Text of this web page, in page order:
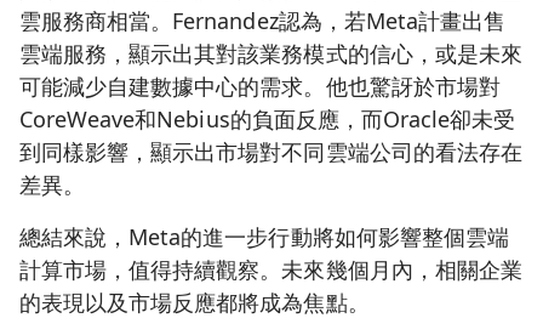
雲服務商相當。Fernandez認為，若Meta計畫出售
雲端服務，顯示出其對該業務模式的信心，或是未來
可能減少自建數據中心的需求。他也驚訝於市場對
CoreWeave和Nebius的負面反應，而Oracle卻未受
到同樣影響，顯示出市場對不同雲端公司的看法存在
差異。
總結來說，Meta的進一步行動將如何影響整個雲端
計算市場，值得持續觀察。未來幾個月內，相關企業
的表現以及市場反應都將成為焦點。